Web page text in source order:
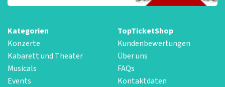
Kategorien
Konzerte
Kabarett und Theater
Musicals
Events
TopTicketShop
Kundenbewertungen
Über uns
FAQs
Kontaktdaten